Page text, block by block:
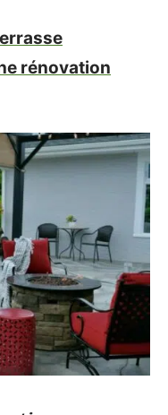
rénovation